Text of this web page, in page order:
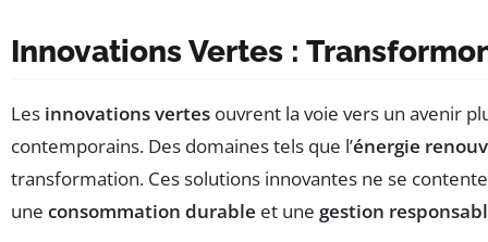
Innovations Vertes :
Les innovations vertes ouvrent la voie vers un avenir
contemporains. Des domaines tels que l’énergie
transformation. Ces solutions innovantes ne se
une consommation durable et une gestion